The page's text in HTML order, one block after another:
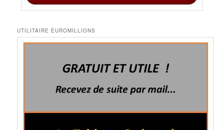
UTILITAIRE EUROMILLIONS